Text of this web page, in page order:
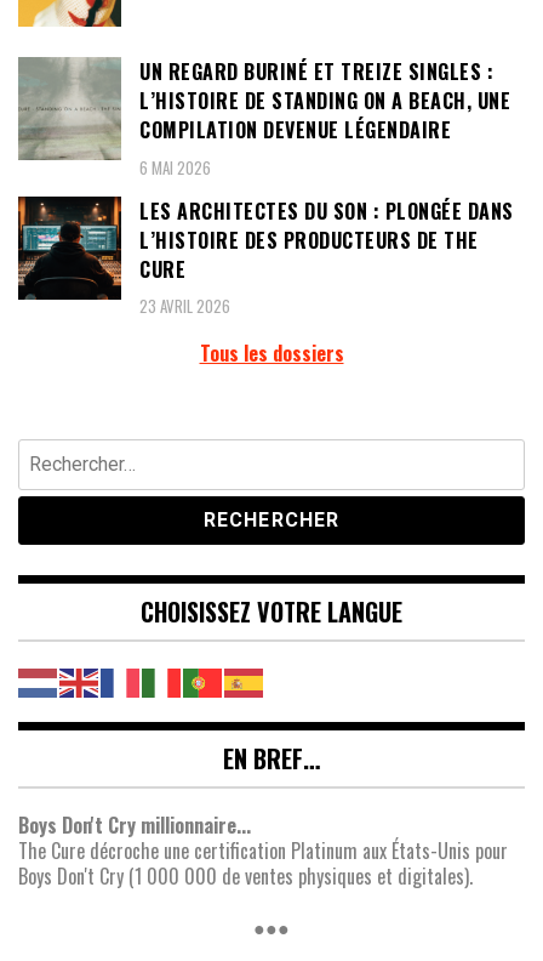
UN REGARD BURINÉ ET TREIZE SINGLES :
L’HISTOIRE DE STANDING ON A BEACH, UNE
COMPILATION DEVENUE LÉGENDAIRE
6 MAI 2026
LES ARCHITECTES DU SON : PLONGÉE DANS
L’HISTOIRE DES PRODUCTEURS DE THE
CURE
23 AVRIL 2026
Tous les dossiers
Rechercher :
CHOISISSEZ VOTRE LANGUE
EN BREF…
Boys Don't Cry millionnaire...
The Cure décroche une certification Platinum aux États-Unis pour
Boys Don't Cry (1 000 000 de ventes physiques et digitales).
●●●